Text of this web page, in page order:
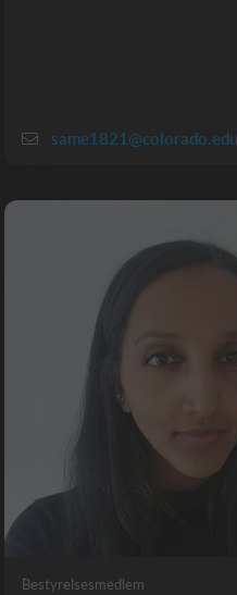
same1821@colorado.edu
Bestyrelsesmedlem